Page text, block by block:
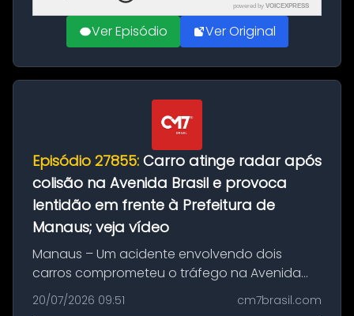
powered by VOICEXPRESS
Ver Episódio Ver Original
Episódio 27855: Carro atinge radar após
colisão na Avenida Brasil e provoca
lentidão em frente à Prefeitura de
Manaus; veja vídeo
Manaus – Um acidente envolvendo dois
carros comprometeu o tráfego na Avenida
Brasil durante a manhã desta segunda-feira
(20), em frente ao complexo da Prefeitura de
20/07/2026 09:51 cm7brasil.com